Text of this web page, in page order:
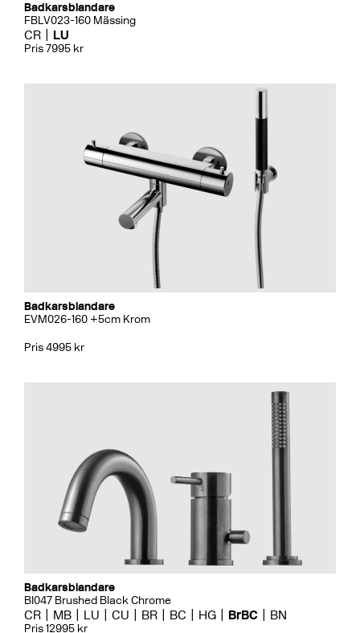
Badkarsblandare
FBLV023-160 Mässing
CR LU
Pris 7995 kr
Badkarsblandare
EVM026-160 +5cm Krom
Pris 4995 kr
Badkarsblandare
BI047 Brushed Black Chrome
CR MB LU CU BR BC HG BrBC BN
Pris 12995 kr